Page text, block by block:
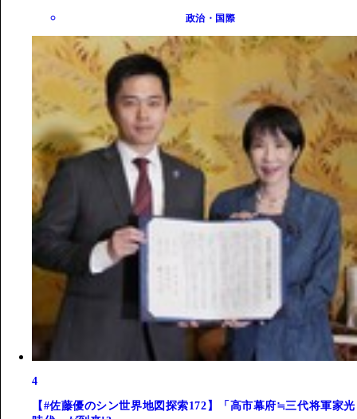
政治・国際
4
【#佐藤優のシン世界地図探索172】「高市幕府≒三代将軍家光